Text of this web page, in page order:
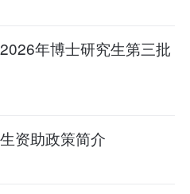
年博士研究生第三批
资助政策简介